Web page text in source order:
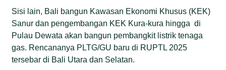
Sisi lain, Bali bangun Kawasan Ekonomi Khusus (KEK)
Sanur dan pengembangan KEK Kura-kura hingga di
Pulau Dewata akan bangun pembangkit listrik tenaga
gas. Rencananya PLTG/GU baru di RUPTL 2025
tersebar di Bali Utara dan Selatan.